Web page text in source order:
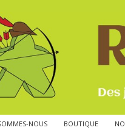
NOUS BOUTIQUE